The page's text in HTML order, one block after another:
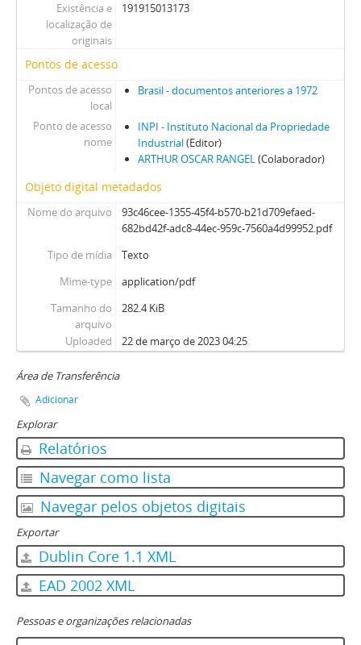
Existência e
localização de
originais
191915013173
Pontos de acesso
Pontos de acesso
local
Brasil - documentos anteriores a 1972
Ponto de acesso
nome
INPI - Instituto Nacional da Propriedade
Industrial(Editor)
ARTHUR OSCAR RANGEL(Colaborador)
Objeto digital metadados
Nome do arquivo
93c46cee-1355-45f4-b570-b21d709efaed-
682bd42f-adc8-44ec-959c-7560a4d99952.pdf
Tipo de mídia
Texto
Mime-type
application/pdf
Tamanho do
arquivo
282.4 KiB
Uploaded 22 de março de 2023 04:25
Área de Transferência
Adicionar
Explorar
Relatórios
Navegar como lista
Navegar pelos objetos digitais
Exportar
Dublin Core 1.1 XML
EAD 2002 XML
Pessoas e organizações relacionadas